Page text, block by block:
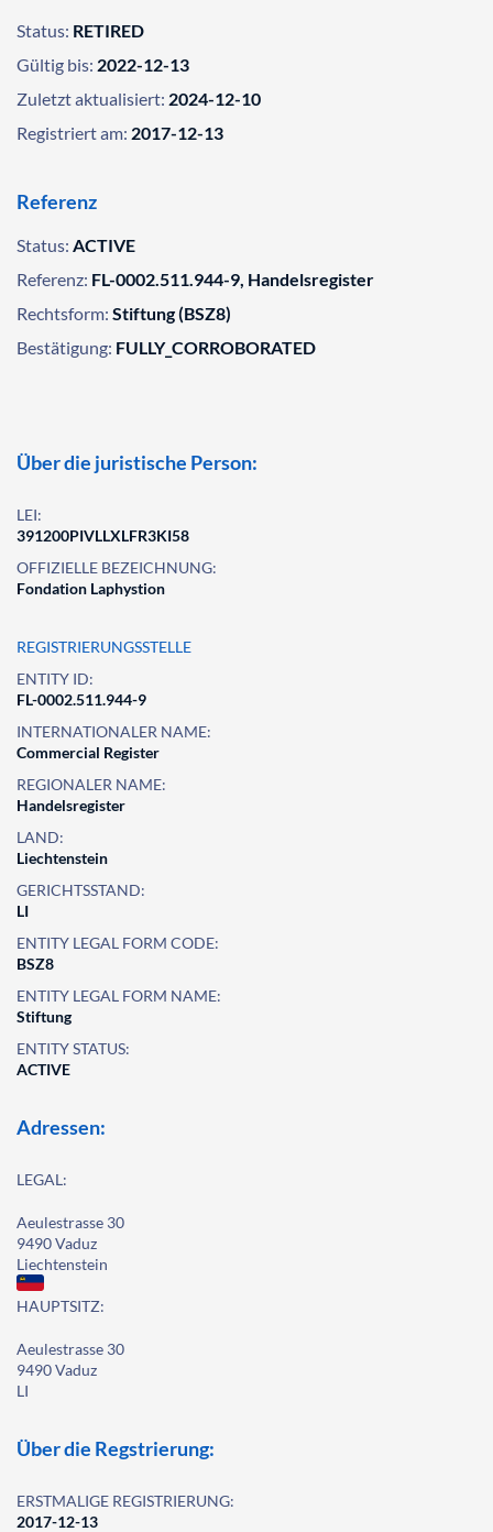
Status: RETIRED
Gültig bis: 2022-12-13
Zuletzt aktualisiert: 2024-12-10
Registriert am: 2017-12-13
Referenz
Status: ACTIVE
Referenz: FL-0002.511.944-9, Handelsregister
Rechtsform: Stiftung (BSZ8)
Bestätigung: FULLY_CORROBORATED
Über die juristische Person:
LEI:
391200PIVLLXLFR3KI58
OFFIZIELLE BEZEICHNUNG:
Fondation Laphystion
REGISTRIERUNGSSTELLE
ENTITY ID:
FL-0002.511.944-9
INTERNATIONALER NAME:
Commercial Register
REGIONALER NAME:
Handelsregister
LAND:
Liechtenstein
GERICHTSSTAND:
LI
ENTITY LEGAL FORM CODE:
BSZ8
ENTITY LEGAL FORM NAME:
Stiftung
ENTITY STATUS:
ACTIVE
Adressen:
LEGAL:
Aeulestrasse 30
9490 Vaduz
Liechtenstein
HAUPTSITZ:
Aeulestrasse 30
9490 Vaduz
LI
Über die Regstrierung:
ERSTMALIGE REGISTRIERUNG:
2017-12-13